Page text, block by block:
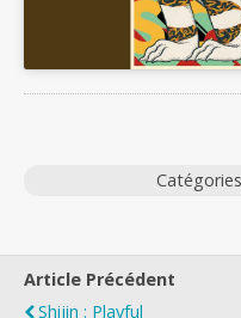
Article Précédent
Shijin : Playful